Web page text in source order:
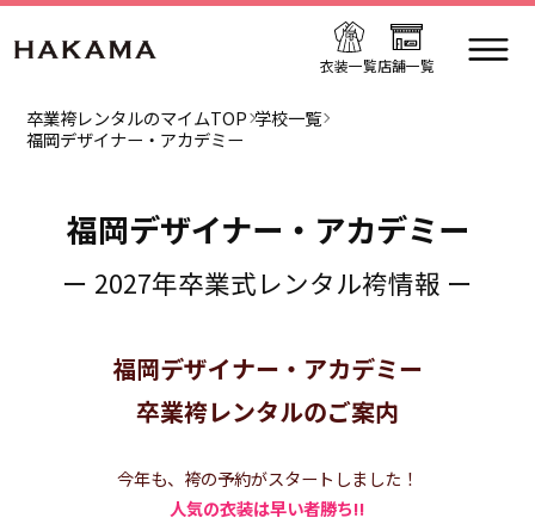
衣装一覧店舗一覧
卒業袴レンタルのマイムTOP 学校一覧
福岡デザイナー・アカデミー
福岡デザイナー・アカデミー
ー 2027年卒業式レンタル袴情報 ー
福岡デザイナー・アカデミー
卒業袴レンタルのご案内
今年も、袴の予約がスタートしました！
人気の衣装は早い者勝ち!!